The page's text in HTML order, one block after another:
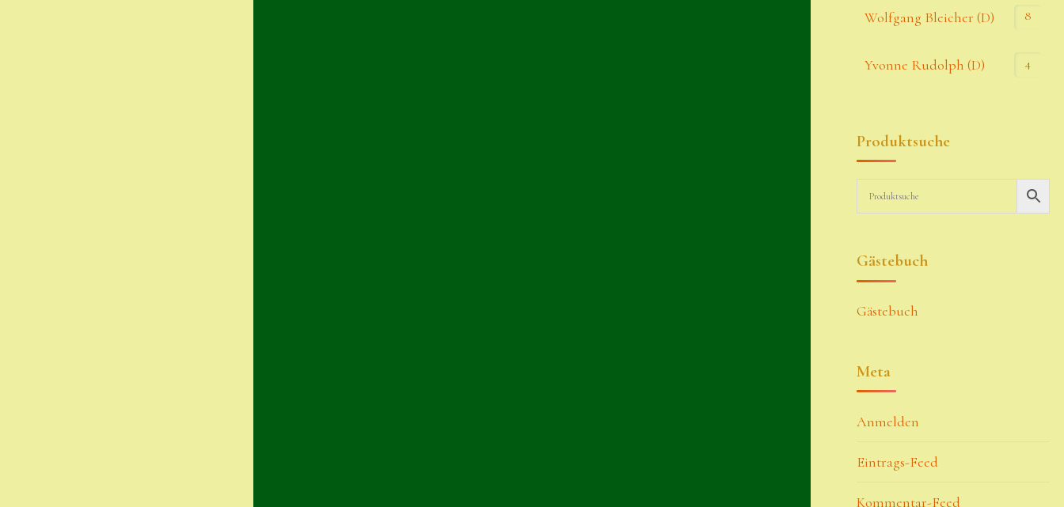
Wolfgang Bleicher (D) 8
Yvonne Rudolph (D) 4
Produktsuche
Gästebuch
Gästebuch
Meta
Anmelden
Eintrags-Feed
Kommentar-Feed